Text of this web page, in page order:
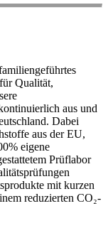
Qualität,
aus und
Dabei
aus der EU,
eigene
Prüflabor
mit kurzen
reduzierten CO₂-